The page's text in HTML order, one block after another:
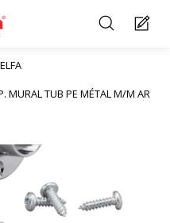
MURAL TUB PE MÉTAL M/M AR